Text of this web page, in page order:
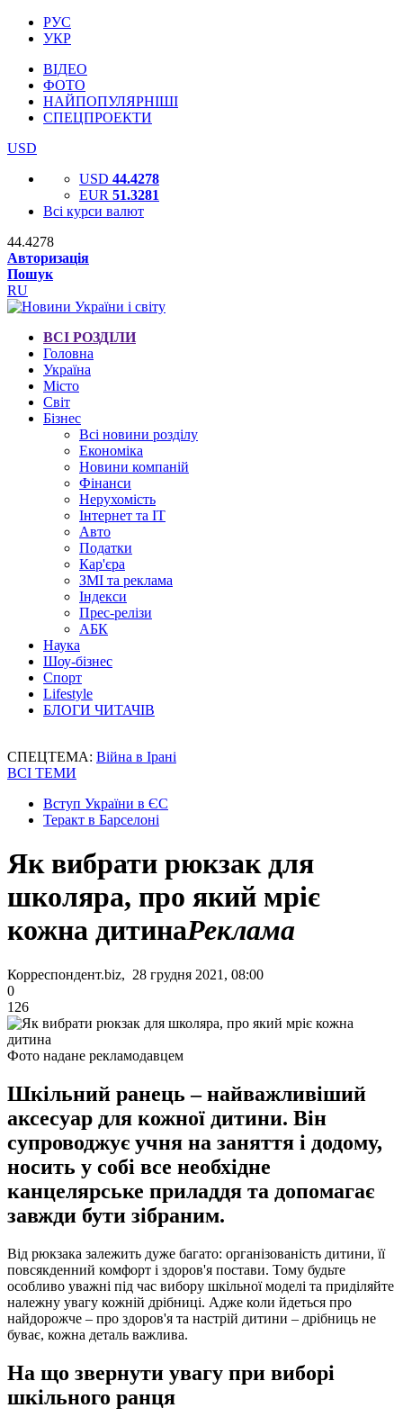
РУС
УКР
ВІДЕО
ФОТО
НАЙПОПУЛЯРНІШІ
СПЕЦПРОЕКТИ
USD
USD 44.4278
EUR 51.3281
Всі курси валют
44.4278
Авторизація
Пошук
RU
ВСІ РОЗДІЛИ
Головна
Україна
Місто
Світ
Бізнес
Всі новини розділу
Економіка
Новини компаній
Фінанси
Нерухомість
Інтернет та IT
Авто
Податки
Кар'єра
ЗМІ та реклама
Індекси
Прес-релізи
АБК
Наука
Шоу-бізнес
Спорт
Lifestyle
БЛОГИ ЧИТАЧІВ
СПЕЦТЕМА: Війна в Ірані
ВСІ ТЕМИ
Вступ України в ЄС
Теракт в Барселоні
Як вибрати рюкзак для
школяра, про який мріє
кожна дитинаРеклама
Корреспондент.biz, 28 грудня 2021, 08:00
0
126
Фото надане рекламодавцем
Шкільний ранець – найважливіший
аксесуар для кожної дитини. Він
супроводжує учня на заняття і додому,
носить у собі все необхідне
канцелярське приладдя та допомагає
завжди бути зібраним.
Від рюкзака залежить дуже багато: організованість дитини, її
повсякденний комфорт і здоров'я постави. Тому будьте
особливо уважні під час вибору шкільної моделі та приділяйте
належну увагу кожній дрібниці. Адже коли йдеться про
найдорожче – про здоров'я та настрій дитини – дрібниць не
буває, кожна деталь важлива.
На що звернути увагу при виборі
шкільного ранця